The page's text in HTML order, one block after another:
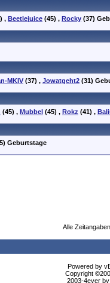
, Beetlejuice (45) , Rocky (37)
MKIV (37) , Jowatgeht2 (31)
(45) , Mubbel (45) , Rokz (41) ,
Geburtstage
Alle
Powered by
Copyright
2003-4ever